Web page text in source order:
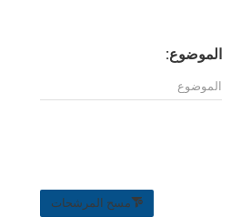
الموضوع:
مسح المرشحات